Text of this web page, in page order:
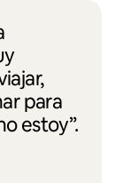
para
estoy”.